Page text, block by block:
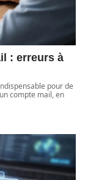
: erreurs à
pour de
compte mail, en